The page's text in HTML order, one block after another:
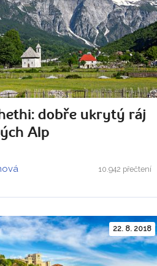
dobře ukrytý ráj
Alp
10.942 přečtení
22. 8. 2018